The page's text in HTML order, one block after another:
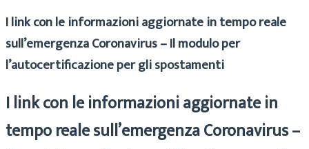
I link con le informazioni aggiornate in tempo reale
sull’emergenza Coronavirus – Il modulo per
l’autocertificazione per gli spostamenti
I link con le informazioni aggiornate in
tempo reale sull’emergenza Coronavirus –